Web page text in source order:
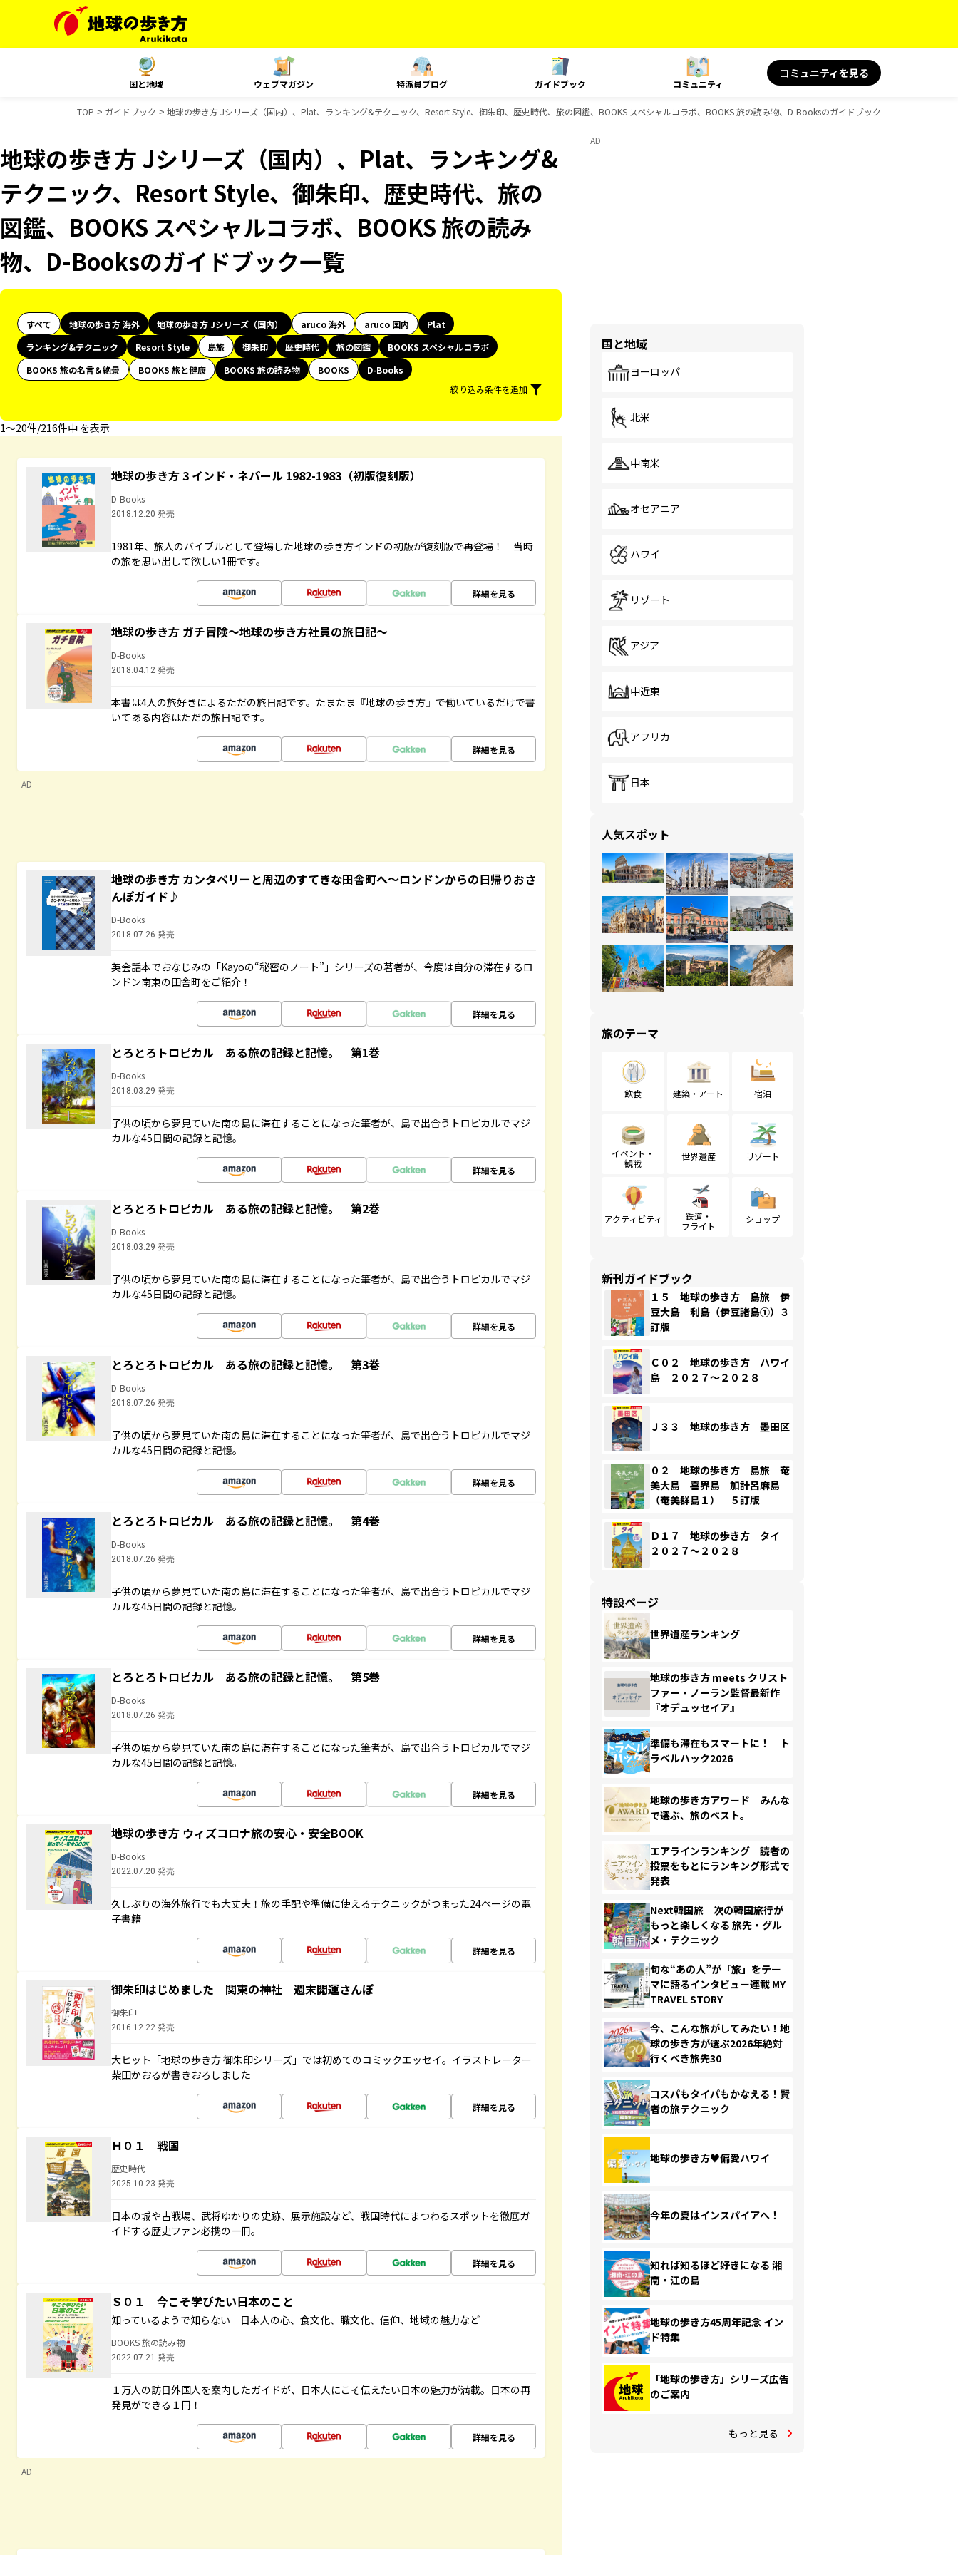
国と地域 ウェブマガジン 特派員ブログ ガイドブック コミュニティ
コミュニティを見る
TOP ガイドブック 地球の歩き方 Jシリーズ（国内）、Plat、ランキング&テクニック、Resort Style、御朱印、歴史時代、旅の図鑑、BOOKS スペシャルコラボ、BOOKS 旅の読み物、D-Booksのガイドブック一覧
地球の歩き方 Jシリーズ（国内）、Plat、ランキング&
テクニック、Resort Style、御朱印、歴史時代、旅の
図鑑、BOOKS スペシャルコラボ、BOOKS 旅の読み
物、D-Booksのガイドブック一覧
すべて 地球の歩き方 海外 地球の歩き方 Jシリーズ（国内） aruco 海外 aruco 国内
Plat
ランキング&テクニック
Resort Style 島旅 御朱印 歴史時代 旅の図鑑
BOOKS スペシャルコラボ
BOOKS 旅の名言＆絶景
BOOKS 旅と健康 BOOKS 旅の読み物 BOOKS
D-Books
絞り込み条件を追加
1〜20件/216件中 を表示
地球の歩き方 3 インド・ネパール 1982-1983（初版復刻版）
D-Books
2018.12.20 発売
1981年、旅人のバイブルとして登場した地球の歩き方インドの初版が復刻版で再登場！ 当時
の旅を思い出して欲しい1冊です。
詳細を見る
地球の歩き方 ガチ冒険～地球の歩き方社員の旅日記～
D-Books
2018.04.12 発売
本書は4人の旅好きによるただの旅日記です。たまたま『地球の歩き方』で働いているだけで書
いてある内容はただの旅日記です。
詳細を見る
AD
地球の歩き方 カンタベリーと周辺のすてきな田舎町へ～ロンドンからの日帰りおさ
んぽガイド♪
D-Books
2018.07.26 発売
英会話本でおなじみの「Kayoの“秘密のノート”」シリーズの著者が、今度は自分の滞在するロ
ンドン南東の田舎町をご紹介！
詳細を見る
とろとろトロピカル ある旅の記録と記憶。 第1巻
D-Books
2018.03.29 発売
子供の頃から夢見ていた南の島に滞在することになった筆者が、島で出合うトロピカルでマジ
カルな45日間の記録と記憶。
詳細を見る
とろとろトロピカル ある旅の記録と記憶。 第2巻
D-Books
2018.03.29 発売
子供の頃から夢見ていた南の島に滞在することになった筆者が、島で出合うトロピカルでマジ
カルな45日間の記録と記憶。
詳細を見る
とろとろトロピカル ある旅の記録と記憶。 第3巻
D-Books
2018.07.26 発売
子供の頃から夢見ていた南の島に滞在することになった筆者が、島で出合うトロピカルでマジ
カルな45日間の記録と記憶。
詳細を見る
とろとろトロピカル ある旅の記録と記憶。 第4巻
D-Books
2018.07.26 発売
子供の頃から夢見ていた南の島に滞在することになった筆者が、島で出合うトロピカルでマジ
カルな45日間の記録と記憶。
詳細を見る
とろとろトロピカル ある旅の記録と記憶。 第5巻
D-Books
2018.07.26 発売
子供の頃から夢見ていた南の島に滞在することになった筆者が、島で出合うトロピカルでマジ
カルな45日間の記録と記憶。
詳細を見る
地球の歩き方 ウィズコロナ旅の安心・安全BOOK
D-Books
2022.07.20 発売
久しぶりの海外旅行でも大丈夫！旅の手配や準備に使えるテクニックがつまった24ページの電
子書籍
詳細を見る
御朱印はじめました 関東の神社 週末開運さんぽ
御朱印
2016.12.22 発売
大ヒット「地球の歩き方 御朱印シリーズ」では初めてのコミックエッセイ。イラストレーター
柴田かおるが書きおろしました
詳細を見る
Ｈ０１ 戦国
歴史時代
2025.10.23 発売
日本の城や古戦場、武将ゆかりの史跡、展示施設など、戦国時代にまつわるスポットを徹底ガ
イドする歴史ファン必携の一冊。
詳細を見る
Ｓ０１ 今こそ学びたい日本のこと
知っているようで知らない 日本人の心、食文化、職文化、信仰、地域の魅力など
BOOKS 旅の読み物
2022.07.21 発売
１万人の訪日外国人を案内したガイドが、日本人にこそ伝えたい日本の魅力が満載。日本の再
発見ができる１冊！
詳細を見る
AD
AD
国と地域
ヨーロッパ
北米
中南米
オセアニア
ハワイ
リゾート
アジア
中近東
アフリカ
日本
人気スポット
旅のテーマ
飲食 建築・アート 宿泊
イベント・
観戦
世界遺産 リゾート
アクティビティ
鉄道・
フライト
ショップ
新刊ガイドブック
１５ 地球の歩き方 島旅 伊
豆大島 利島（伊豆諸島①）３
訂版
Ｃ０２ 地球の歩き方 ハワイ
島 ２０２７～２０２８
Ｊ３３ 地球の歩き方 墨田区
０２ 地球の歩き方 島旅 奄
美大島 喜界島 加計呂麻島
（奄美群島１） ５訂版
Ｄ１７ 地球の歩き方 タイ
２０２７～２０２８
特設ページ
世界遺産ランキング
地球の歩き方 meets クリスト
ファー・ノーラン監督最新作
『オデュッセイア』
準備も滞在もスマートに！ ト
ラベルハック2026
地球の歩き方アワード みんな
で選ぶ、旅のベスト。
エアラインランキング 読者の
投票をもとにランキング形式で
発表
Next韓国旅 次の韓国旅行が
もっと楽しくなる 旅先・グル
メ・テクニック
旬な“あの人”が「旅」をテー
マに語るインタビュー連載 MY
TRAVEL STORY
今、こんな旅がしてみたい！地
球の歩き方が選ぶ2026年絶対
行くべき旅先30
コスパもタイパもかなえる！賢
者の旅テクニック
地球の歩き方♥偏愛ハワイ
今年の夏はインスパイアへ！
知れば知るほど好きになる 湘
南・江の島
地球の歩き方45周年記念 イン
ド特集
「地球の歩き方」シリーズ広告
のご案内
もっと見る